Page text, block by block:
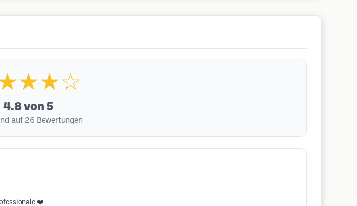
4.8 von 5
auf 26 Bewertungen
❤️